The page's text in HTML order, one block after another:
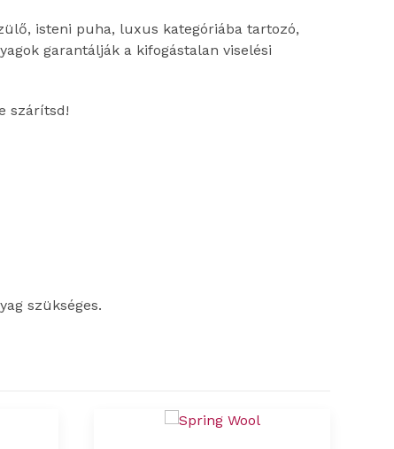
isteni puha, luxus kategóriába tartozó,
garantálják a kifogástalan viselési
szárítsd!
szükséges.